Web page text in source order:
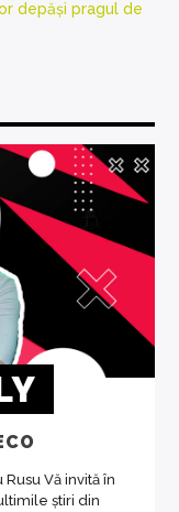
depăși pragul de
Vă invită în
știri din